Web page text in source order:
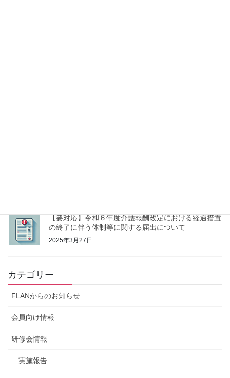
【要対応】令和６年度介護報酬改定における経過措置
の終了に伴う体制等に関する届出について
2025年3月27日
カテゴリー
FLANからのお知らせ
会員向け情報
研修会情報
実施報告